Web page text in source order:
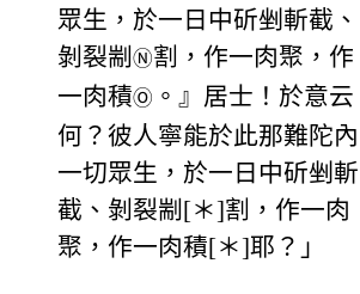
眾生，於一日中斫剉斬截、
剝裂剬 Ⓝ割，作一肉聚，作
一肉積Ⓞ 。』居士！於意云
何？彼人寧能於此那難陀內
一切眾生，於一日中斫剉斬
截、剝裂剬[＊]割，作一肉
聚，作一肉積[＊]耶？」